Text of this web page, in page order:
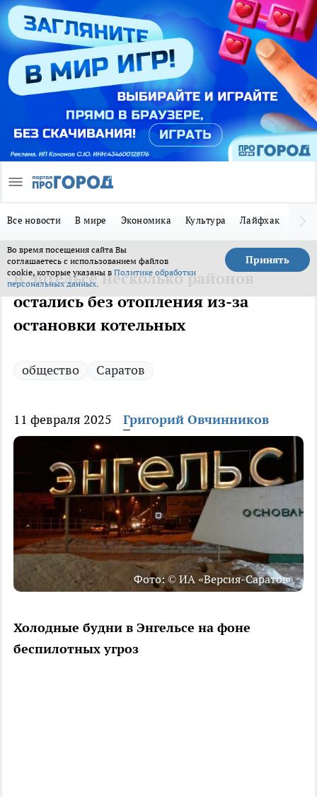
Все новости В мире Экономика Культура Лайфхак
Во время посещения сайта Вы
соглашаетесь с использованием файлов
cookie, которые указаны в Политике обработки
персональных данных.
Принять
В Энгельсе несколько районов
остались без отопления из-за
остановки котельных
общество Саратов
11 февраля 2025 Григорий Овчинников
Фото: © ИА «Версия-Саратов»
Холодные будни в Энгельсе на фоне
беспилотных угроз